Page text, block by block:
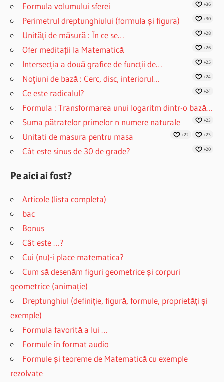
Formula volumului sferei +36
Perimetrul dreptunghiului (formula și figura) +30
Unităţi de măsură : În ce se… +28
Ofer meditații la Matematică +26
Intersecția a două grafice de funcții de… +25
Noţiuni de bază : Cerc, disc, interiorul… +24
Ce este radicalul? +24
Formula : Transformarea unui logaritm dintr-o bază…
+23
Suma pătratelor primelor n numere naturale
+23
Unitati de masura pentru masa +22
Cât este sinus de 30 de grade? +20
Pe aici ai fost?
Articole (lista completa)
bac
Bonus
Cât este …?
Cui (nu)-i place matematica?
Cum să desenăm figuri geometrice și corpuri
geometrice (animație)
Dreptunghiul (definiție, figură, formule, proprietăți și
exemple)
Formula favorită a lui …
Formule în format audio
Formule și teoreme de Matematică cu exemple
rezolvate